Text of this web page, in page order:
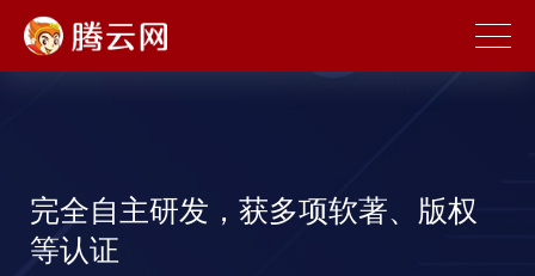
完全自主研发，获多项软著、版权
等认证